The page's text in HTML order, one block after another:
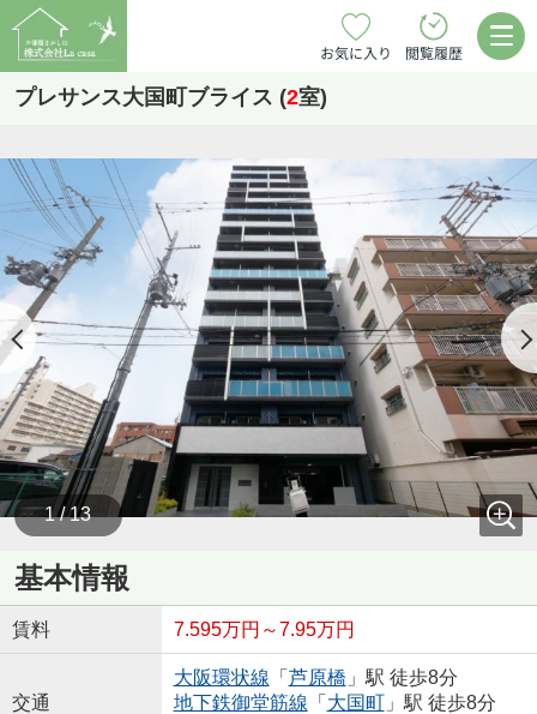
お気に入り 閲覧履歴
プレサンス大国町ブライス (2室)
1 / 13
基本情報
賃料 7.595万円～7.95万円
交通
大阪環状線 「 芦原橋 」駅 徒歩8分
地下鉄御堂筋線 「 大国町」駅 徒歩8分